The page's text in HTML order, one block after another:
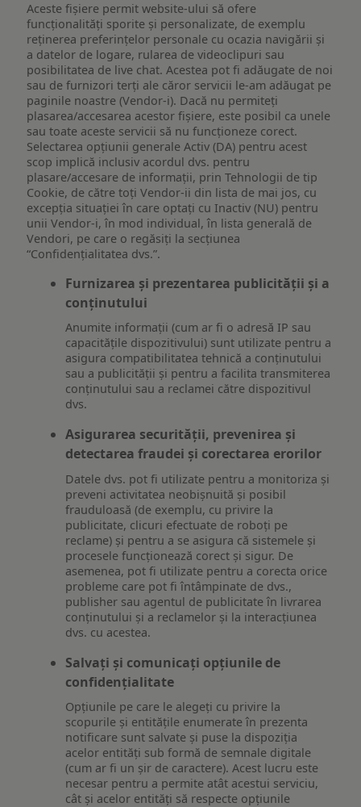
Aceste fișiere permit website-ului să ofere
funcționalități sporite și personalizate, de exemplu
reţinerea preferinţelor personale cu ocazia navigării și
a datelor de logare, rularea de videoclipuri sau
posibilitatea de live chat. Acestea pot fi adăugate de noi
sau de furnizori terți ale căror servicii le-am adăugat pe
paginile noastre (Vendor-i). Dacă nu permiteți
plasarea/accesarea acestor fișiere, este posibil ca unele
sau toate aceste servicii să nu funcționeze corect.
Selectarea opțiunii generale Activ (DA) pentru acest
scop implică inclusiv acordul dvs. pentru
plasare/accesare de informații, prin Tehnologii de tip
Cookie, de către toți Vendor-ii din lista de mai jos, cu
excepția situației în care optați cu Inactiv (NU) pentru
unii Vendor-i, în mod individual, în lista generală de
Vendori, pe care o regăsiți la secțiunea
“Confidențialitatea dvs.”.
Furnizarea și prezentarea publicității și a
conținutului
Anumite informații (cum ar fi o adresă IP sau
capacitățile dispozitivului) sunt utilizate pentru a
asigura compatibilitatea tehnică a conținutului
sau a publicității și pentru a facilita transmiterea
conținutului sau a reclamei către dispozitivul
dvs.
Asigurarea securității, prevenirea și
detectarea fraudei și corectarea erorilor
Datele dvs. pot fi utilizate pentru a monitoriza și
preveni activitatea neobișnuită și posibil
frauduloasă (de exemplu, cu privire la
publicitate, clicuri efectuate de roboți pe
reclame) și pentru a se asigura că sistemele și
procesele funcționează corect și sigur. De
asemenea, pot fi utilizate pentru a corecta orice
probleme care pot fi întâmpinate de dvs.,
publisher sau agentul de publicitate în livrarea
conținutului și a reclamelor și la interacțiunea
dvs. cu acestea.
Salvați și comunicați opțiunile de
confidențialitate
Opțiunile pe care le alegeți cu privire la
scopurile și entitățile enumerate în prezenta
notificare sunt salvate și puse la dispoziția
acelor entități sub formă de semnale digitale
(cum ar fi un șir de caractere). Acest lucru este
necesar pentru a permite atât acestui serviciu,
cât și acelor entități să respecte opțiunile